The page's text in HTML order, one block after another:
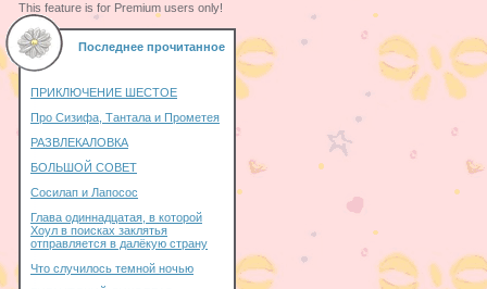
This feature is for Premium users only!
Последнее прочитанное
ПРИКЛЮЧЕНИЕ ШЕСТОЕ
Про Сизифа, Тантала и Прометея
РАЗВЛЕКАЛОВКА
БОЛЬШОЙ СОВЕТ
Сосилап и Лапосос
Глава одиннадцатая, в которой
Хоул в поисках заклятья
отправляется в далёкую страну
Что случилось темной ночью